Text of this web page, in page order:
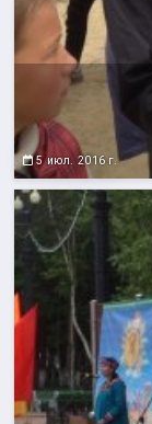
5 июл. 2016 г.